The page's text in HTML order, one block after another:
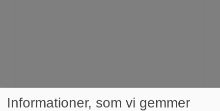
Informationer, som vi gemmer